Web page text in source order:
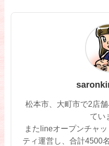
松本市、大町市で2店
てい
またlineオープンチャ
ティ運営し、合計4500